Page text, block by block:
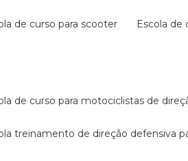
de curso para scooter escola
de curso para motociclistas de
treinamento de direção defensiva